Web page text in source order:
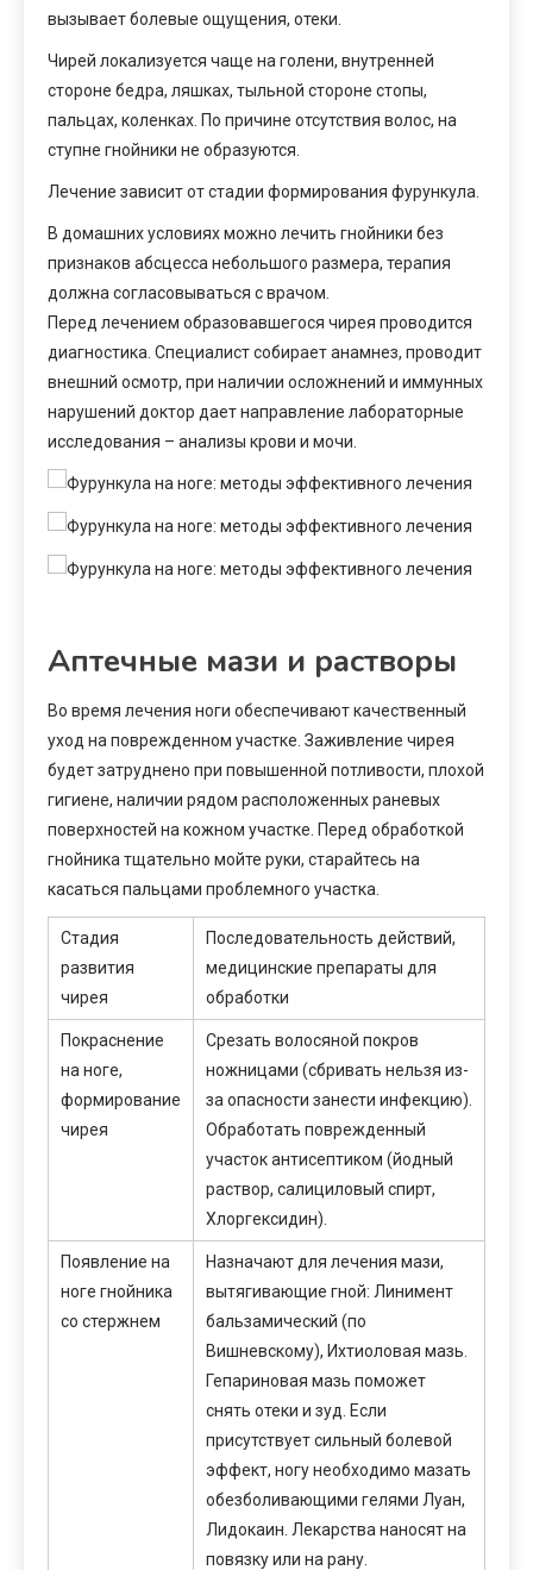
вызывает болевые ощущения, отеки.
Чирей локализуется чаще на голени, внутренней
стороне бедра, ляшках, тыльной стороне стопы,
пальцах, коленках. По причине отсутствия волос, на
ступне гнойники не образуются.
Лечение зависит от стадии формирования фурункула.
В домашних условиях можно лечить гнойники без
признаков абсцесса небольшого размера, терапия
должна согласовываться с врачом.
Перед лечением образовавшегося чирея проводится
диагностика. Специалист собирает анамнез, проводит
внешний осмотр, при наличии осложнений и иммунных
нарушений доктор дает направление лабораторные
исследования – анализы крови и мочи.
Аптечные мази и растворы
Во время лечения ноги обеспечивают качественный
уход на поврежденном участке. Заживление чирея
будет затруднено при повышенной потливости, плохой
гигиене, наличии рядом расположенных раневых
поверхностей на кожном участке. Перед обработкой
гнойника тщательно мойте руки, старайтесь на
касаться пальцами проблемного участка.
Стадия
развития
чирея
Последовательность действий,
медицинские препараты для
обработки
Покраснение
на ноге,
формирование
чирея
Срезать волосяной покров
ножницами (сбривать нельзя из-
за опасности занести инфекцию).
Обработать поврежденный
участок антисептиком (йодный
раствор, салициловый спирт,
Хлоргексидин).
Появление на
ноге гнойника
со стержнем
Назначают для лечения мази,
вытягивающие гной: Линимент
бальзамический (по
Вишневскому), Ихтиоловая мазь.
Гепариновая мазь поможет
снять отеки и зуд. Если
присутствует сильный болевой
эффект, ногу необходимо мазать
обезболивающими гелями Луан,
Лидокаин. Лекарства наносят на
повязку или на рану.